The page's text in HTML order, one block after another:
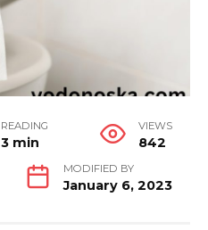
READING
3 min
VIEWS
842
MODIFIED BY
January 6, 2023